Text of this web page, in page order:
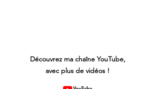
Découvrez ma chaîne YouTube,
avec plus de vidéos !